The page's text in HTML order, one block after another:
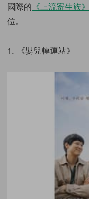
國際的 《上流寄生族》
位。
1. 《嬰兒轉運站》